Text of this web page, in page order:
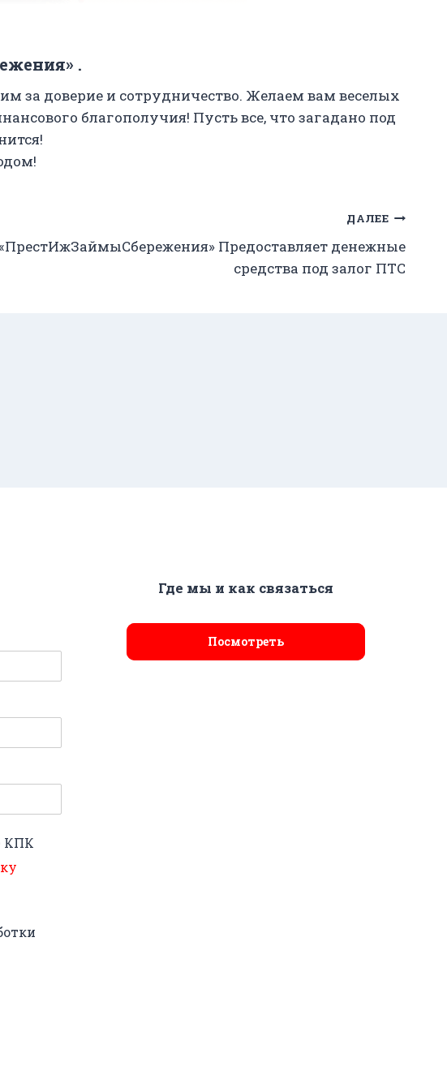
.
за доверие и сотрудничество. Желаем вам веселых
благополучия! Пусть все, что загадано под
ДАЛЕЕ
Предоставляет денежные
средства под залог ПТС
КПК
Где мы и как связаться
Посмотреть